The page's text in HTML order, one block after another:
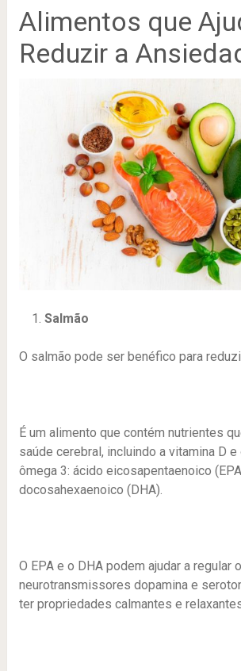
Alimentos que
Reduzir a
Salmão
O salmão pode ser benéfico para
É um alimento que contém nutrientes
saúde cerebral, incluindo a vitamina D
ômega 3: ácido eicosapentaenoico
docosahexaenoico (DHA).
O EPA e o DHA podem ajudar a regular
neurotransmissores dopamina e
ter propriedades calmantes e